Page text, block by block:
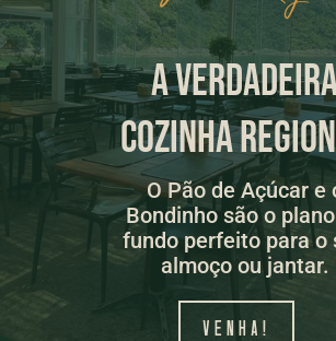
A
COZINHA
O Pão de Açúcar e
Bondinho são o
fundo perfeito para o
almoço ou jantar.
VENHA!